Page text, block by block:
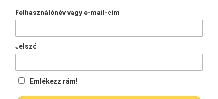
Felhasználónév vagy e-mail-cím
Jelszó
Emlékezz rám!